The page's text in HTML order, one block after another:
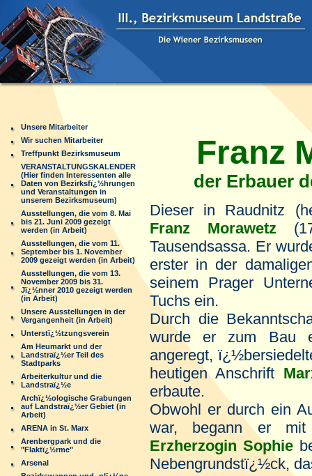
Unsere Mitarbeiter
Wir suchen Mitarbeiter
Treffpunkt Bezirksmuseum
VERANSTALTUNGSKALENDER
(Hier finden Interessenten alle
Daten von Bezirksfï¿½hrungen
und Veranstaltungen in
unserem Bezirksmuseum)
Ausstellungen, die vom 8. Mai
bis 21. Juni 2009 gezeigt
werden (in Arbeit)
Ausstellungen, die vom 11.
September bis 1. November
2009 gezeigt werden (in Arbeit)
Ausstellungen, die vom 13.
November 2009 bis 31.
Jï¿½nner 2010 gezeigt werden
(in Arbeit)
Unsere Ausstellungen in der
Vergangenheit (in Arbeit)
Unterstï¿½tzungsverein
Am Heumarkt und der
Landstraï¿½er Teil des
Stadtparks
Arbeiterkultur und die
Landstraï¿½e
Archï¿½ologische Grabungen
auf Landstraï¿½er Gebiet (in
Arbeit)
ARENA in St. Marx
Arenbergpark und die
"Flaktï¿½rme"
Arsenal
Franz
der Erbauer
Dieser in Raudnitz
Franz Morawetz
Tausendsassa. Er
erster in der
seinem Prager
Tuchs ein.
Durch die
wurde er zum Bau
angeregt,
heutigen Anschrift
erbaute.
Obwohl er durch ein
war, begann er
Erzherzogin Sophie
Nebengrundstï¿½ck,